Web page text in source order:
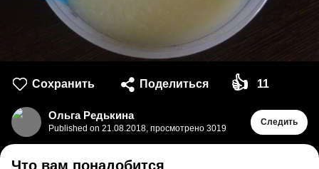
Сохранить Поделиться 👍 11
Ольга Редькина
Published on 21.08.2018, просмотрено 3019
Следить
Что вам понадобится